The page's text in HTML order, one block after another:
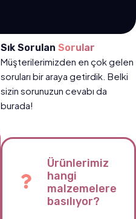
Sık Sorulan Sorular
Müşterilerimizden en çok gelen
soruları bir araya getirdik. Belki
sizin sorunuzun cevabı da
burada!
Ürünlerimiz
hangi
malzemelere
basılıyor?